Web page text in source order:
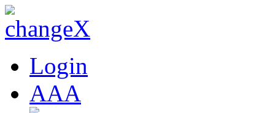
Login
AAA